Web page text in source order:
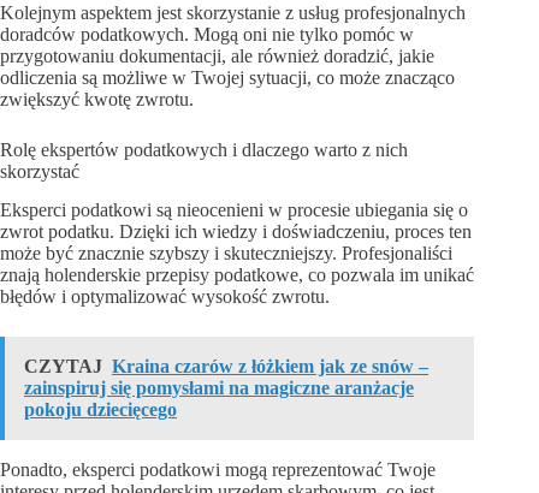
Kolejnym aspektem jest skorzystanie z usług profesjonalnych
doradców podatkowych. Mogą oni nie tylko pomóc w
przygotowaniu dokumentacji, ale również doradzić, jakie
odliczenia są możliwe w Twojej sytuacji, co może znacząco
zwiększyć kwotę zwrotu.
Rolę ekspertów podatkowych i dlaczego warto z nich
skorzystać
Eksperci podatkowi są nieocenieni w procesie ubiegania się o
zwrot podatku. Dzięki ich wiedzy i doświadczeniu, proces ten
może być znacznie szybszy i skuteczniejszy. Profesjonaliści
znają holenderskie przepisy podatkowe, co pozwala im unikać
błędów i optymalizować wysokość zwrotu.
CZYTAJ Kraina czarów z łóżkiem jak ze snów –
zainspiruj się pomysłami na magiczne aranżacje
pokoju dziecięcego
Ponadto, eksperci podatkowi mogą reprezentować Twoje